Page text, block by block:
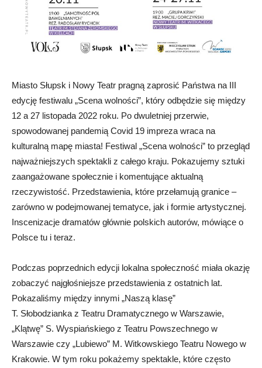
Miasto Słupsk i Nowy Teatr pragną zaprosić Państwa na III
edycję festiwalu „Scena wolności”, który odbędzie się między
12 a 27 listopada 2022 roku. Po dwuletniej przerwie,
spowodowanej pandemią Covid 19 impreza wraca na
kulturalną mapę miasta! Festiwal „Scena wolności” to przegląd
najważniejszych spektakli z całego kraju. Pokazujemy sztuki
zaangażowane społecznie i komentujące aktualną
rzeczywistość. Przedstawienia, które przełamują granice –
zarówno w podejmowanej tematyce, jak i formie artystycznej.
Inscenizacje dramatów głównie polskich autorów, mówiące o
Polsce tu i teraz.
Podczas poprzednich edycji lokalna społeczność miała okazję
zobaczyć najgłośniejsze przedstawienia z ostatnich lat.
Pokazaliśmy między innymi „Naszą klasę”
T. Słobodzianka z Teatru Dramatycznego w Warszawie,
„Klątwę” S. Wyspiańskiego z Teatru Powszechnego w
Warszawie czy „Lubiewo” M. Witkowskiego Teatru Nowego w
Krakowie. W tym roku pokażemy spektakle, które często